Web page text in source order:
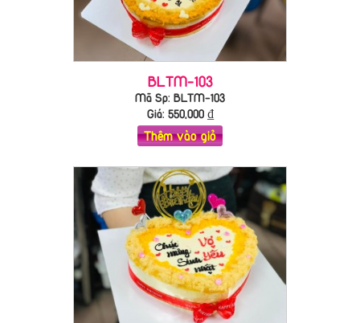
BLTM-103
Mã Sp: BLTM-103
Giá: 550,000₫
Thêm vào giỏ